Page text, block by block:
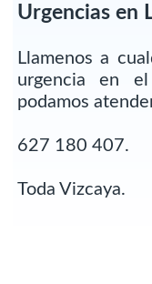
Urgencias en
Llamenos a
urgencia en
podamos
627 180 407.
Toda Vizcaya.